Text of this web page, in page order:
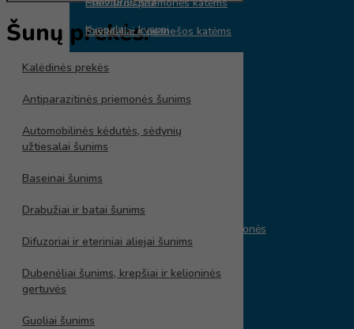
Kvepalai – kvapai
Peniuarai – prijuostės
Veido priežiūra
Vaikų ir kūdikių priežiūros priemonės
Pavadėliai ir petnešos katėms
Rankšluostukai ir pledai katėms
Žaislai katėms
Biocos natūrali kosmetika
Šunų prekės:
Kalėdinės prekės
Antiparazitinės priemonės šunims
Automobilinės kėdutės, sėdynių
užtiesalai šunims
Baseinai šunims
Drabužiai ir batai šunims
Difuzoriai ir eteriniai aliejai šunims
Dubenėliai šunims, krepšiai ir kelioninės
gertuvės
Guoliai šunims